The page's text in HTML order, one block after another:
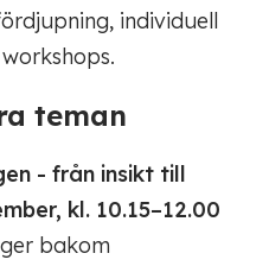
individuell
teman
- från insikt till
kl. 10.15–12.00
bakom